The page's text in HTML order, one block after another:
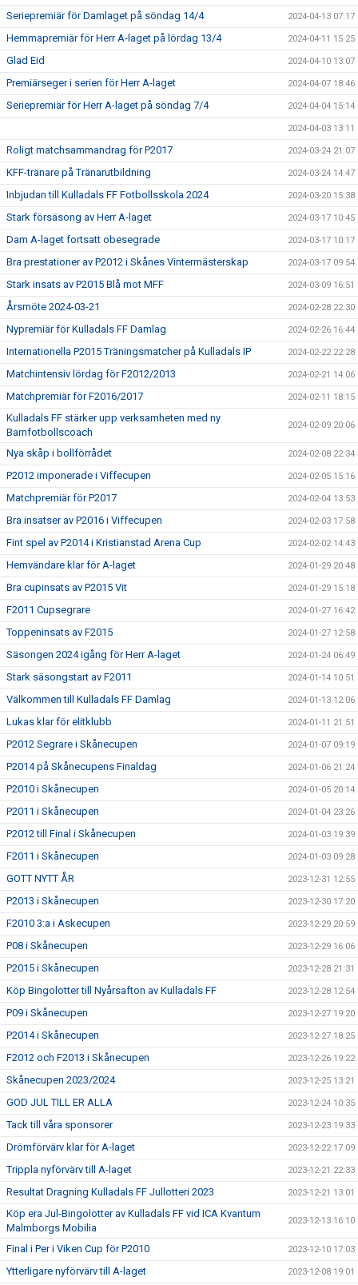
Seriepremiär för Damlaget på söndag 14/4 2024-04-13 07:17
Hemmapremiär för Herr A-laget på lördag 13/4 2024-04-11 15:25
Glad Eid 2024-04-10 13:07
Premiärseger i serien för Herr A-laget 2024-04-07 18:46
Seriepremiär för Herr A-laget på söndag 7/4 2024-04-04 15:14
2024-04-03 13:11
Roligt matchsammandrag för P2017 2024-03-24 21:07
KFF-tränare på Tränarutbildning 2024-03-24 14:47
Inbjudan till Kulladals FF Fotbollsskola 2024 2024-03-20 15:38
Stark försäsong av Herr A-laget 2024-03-17 10:45
Dam A-laget fortsatt obesegrade 2024-03-17 10:17
Bra prestationer av P2012 i Skånes Vintermästerskap 2024-03-17 09:54
Stark insats av P2015 Blå mot MFF 2024-03-09 16:51
Årsmöte 2024-03-21 2024-02-28 22:30
Nypremiär för Kulladals FF Damlag 2024-02-26 16:44
Internationella P2015 Träningsmatcher på Kulladals IP 2024-02-22 22:28
Matchintensiv lördag för F2012/2013 2024-02-21 14:06
Matchpremiär för F2016/2017 2024-02-11 18:15
Kulladals FF stärker upp verksamheten med ny
Barnfotbollscoach
2024-02-09 20:06
Nya skåp i bollförrådet 2024-02-08 22:34
P2012 imponerade i Viffecupen 2024-02-05 15:16
Matchpremiär för P2017 2024-02-04 13:53
Bra insatser av P2016 i Viffecupen 2024-02-03 17:58
Fint spel av P2014 i Kristianstad Arena Cup 2024-02-02 14:43
Hemvändare klar för A-laget 2024-01-29 20:48
Bra cupinsats av P2015 Vit 2024-01-29 15:18
F2011 Cupsegrare 2024-01-27 16:42
Toppeninsats av F2015 2024-01-27 12:58
Säsongen 2024 igång för Herr A-laget 2024-01-24 06:49
Stark säsongstart av F2011 2024-01-14 10:51
Välkommen till Kulladals FF Damlag 2024-01-13 12:06
Lukas klar för elitklubb 2024-01-11 21:51
P2012 Segrare i Skånecupen 2024-01-07 09:19
P2014 på Skånecupens Finaldag 2024-01-06 21:24
P2010 i Skånecupen 2024-01-05 20:14
P2011 i Skånecupen 2024-01-04 23:26
P2012 till Final i Skånecupen 2024-01-03 19:39
F2011 i Skånecupen 2024-01-03 09:28
GOTT NYTT ÅR 2023-12-31 12:55
P2013 i Skånecupen 2023-12-30 17:20
F2010 3:a i Askecupen 2023-12-29 20:59
P08 i Skånecupen 2023-12-29 16:06
P2015 i Skånecupen 2023-12-28 21:31
Köp Bingolotter till Nyårsafton av Kulladals FF 2023-12-28 12:54
P09 i Skånecupen 2023-12-27 19:20
P2014 i Skånecupen 2023-12-27 18:25
F2012 och F2013 i Skånecupen 2023-12-26 19:22
Skånecupen 2023/2024 2023-12-25 13:21
GOD JUL TILL ER ALLA 2023-12-24 10:35
Tack till våra sponsorer 2023-12-23 19:33
Drömförvärv klar för A-laget 2023-12-22 17:09
Trippla nyförvärv till A-laget 2023-12-21 22:33
Resultat Dragning Kulladals FF Jullotteri 2023 2023-12-21 13:01
Köp era Jul-Bingolotter av Kulladals FF vid ICA Kvantum
Malmborgs Mobilia
2023-12-13 16:10
Final i Per i Viken Cup för P2010 2023-12-10 17:03
Ytterligare nyförvärv till A-laget 2023-12-08 19:01